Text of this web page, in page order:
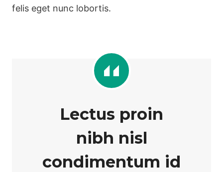
felis eget nunc lobortis.
Lectus proin
nibh nisl
condimentum id